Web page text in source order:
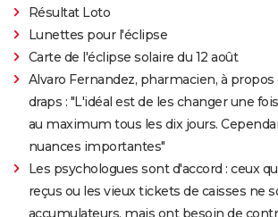
Résultat Loto
Lunettes pour l'éclipse
Carte de l'éclipse solaire du 12 août
Alvaro Fernandez, pharmacien, à propos
draps : "L'idéal est de les changer une
au maximum tous les dix jours.
nuances importantes"
Les psychologues sont d'accord : ceux
reçus ou les vieux tickets de caisses ne
accumulateurs, mais ont besoin de